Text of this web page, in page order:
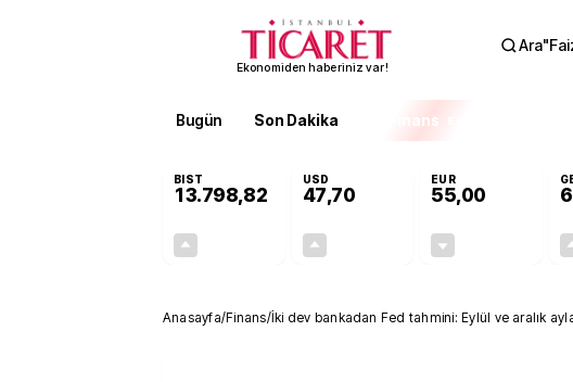
Ekonomiden haberiniz var!
Ara"
Bugün Son Dakika Finans
BIST
13.798,82
USD
47,70
EUR
55,00
Anasayfa/Finans/İki dev bankadan Fed tahmini: Eylül ve aralık